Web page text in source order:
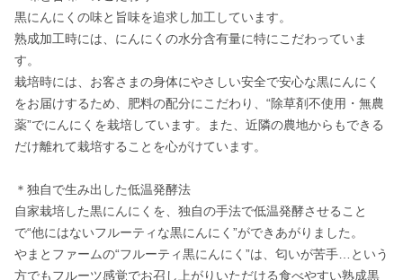
黒にんにくの味と旨味を追求し加工しています。
熟成加工時には、にんにくの水分含有量に特にこだわっていま
す。
栽培時には、お客さまの身体にやさしい安全で安心な黒にんにく
をお届けするため、肥料の配分にこだわり、“除草剤不使用・無農
薬”でにんにくを栽培しています。また、近隣の農地からもできる
だけ離れて栽培することを心がけています。
＊独自で生み出した低温発酵法
自家栽培した黒にんにくを、独自の手法で低温発酵させること
で“他にはないフルーティな黒にんにく”ができあがりました。
やまとファームの“フルーティ黒にんにく”は、匂いが苦手…という
方でもフルーツ感覚でお召し上がりいただける食べやすい熟成黒